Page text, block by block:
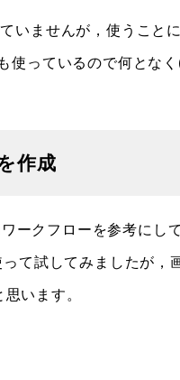
いませんが，使うこと
使っているので何となく
作成
ークフローを参考にし
て試してみましたが
います。